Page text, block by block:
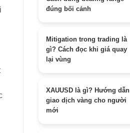
đúng bối cảnh
Mitigation trong trading là
gì? Cách đọc khi giá quay
lại vùng
XAUUSD là gì? Hướng dẫn
giao dịch vàng cho người
mới